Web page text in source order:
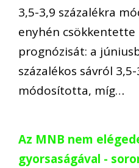
3,5-3,9 százalékra
enyhén csökkentette
prognózisát: a
százalékos sávról
módosította, míg…
Az MNB nem
gyorsaságával -